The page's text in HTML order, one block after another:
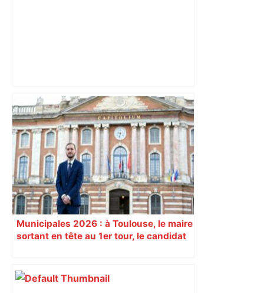
Après la fusion avec la liste PS
Toulouse, le candidat LFI salue "une
dynamique qui nous oblige à la
responsabilité" – Franceinfo
Municipales 2026 : à Toulouse, le maire
sortant en tête au 1er tour, le candidat